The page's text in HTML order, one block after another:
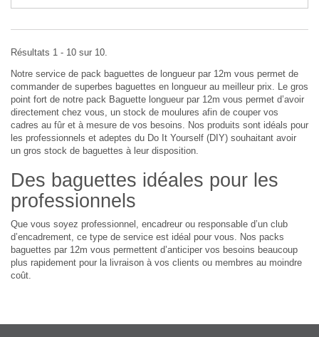
Résultats 1 - 10 sur 10.
Notre service de pack baguettes de longueur par 12m vous permet de
commander de superbes baguettes en longueur au meilleur prix. Le gros
point fort de notre pack Baguette longueur par 12m vous permet d’avoir
directement chez vous, un stock de moulures afin de couper vos
cadres au fûr et à mesure de vos besoins. Nos produits sont idéals pour
les professionnels et adeptes du Do It Yourself (DIY) souhaitant avoir
un gros stock de baguettes à leur disposition.
Des baguettes idéales pour les
professionnels
Que vous soyez professionnel, encadreur ou responsable d’un club
d’encadrement, ce type de service est idéal pour vous. Nos packs
baguettes par 12m vous permettent d’anticiper vos besoins beaucoup
plus rapidement pour la livraison à vos clients ou membres au moindre
coût.